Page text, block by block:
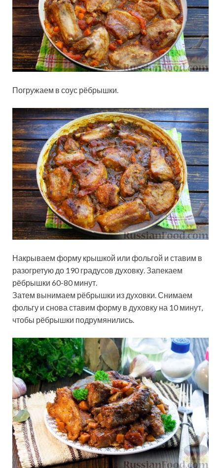
Погружаем в соус рёбрышки.
Накрываем форму крышкой или фольгой и ставим в
разогретую до 190 градусов духовку. Запекаем
рёбрышки 60-80 минут.
Затем вынимаем рёбрышки из духовки. Снимаем
фольгу и снова ставим форму в духовку на 10 минут,
чтобы рёбрышки подрумянились.